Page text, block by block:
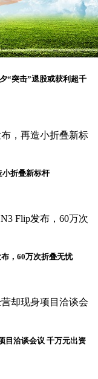
“突击”退股或获利超千
小折叠新标杆
，60万次折叠无忧
目洽谈会议 千万元出资